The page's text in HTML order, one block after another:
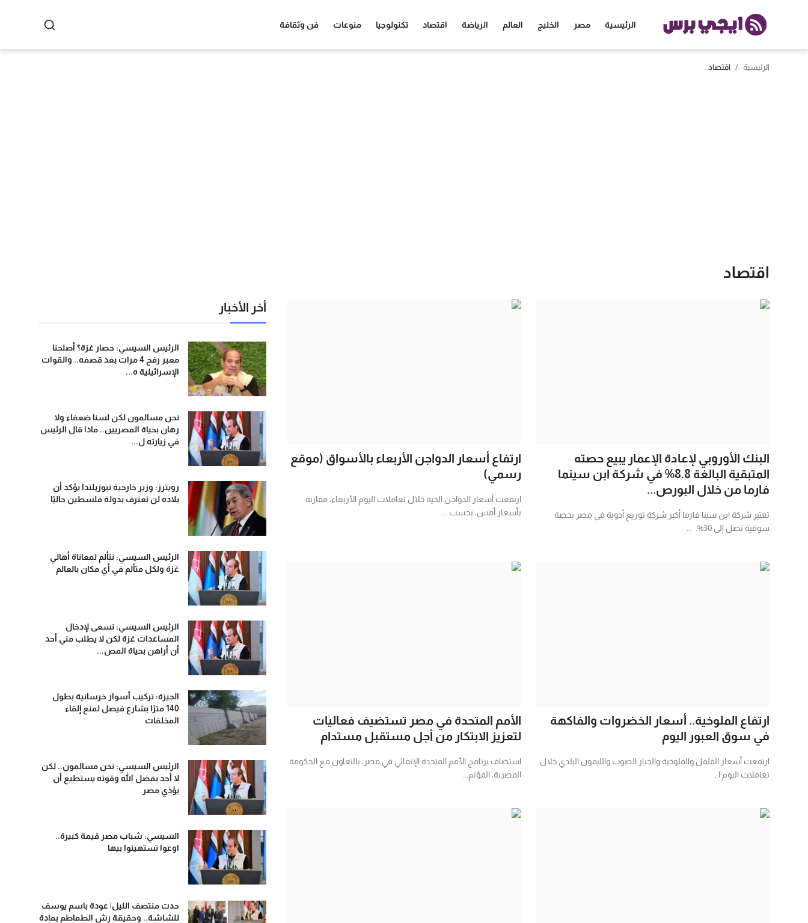
الرئيسية مصر الخليج العالم الرياضة اقتصاد تكنولوجيا منوعات فن وثقافة
الرئيسية اقتصاد
اقتصاد
البنك الأوروبي لإعادة الإعمار يبيع حصته
المتبقية البالغة 8.8% في شركة ابن سينما
فارما من خلال البورص...
تعتبر شركة ابن سينا فارما أكبر شركة توزيع أدوية في مصر بحصة
سوقية تصل إلى 30%. ...
ارتفاع أسعار الدواجن الأربعاء بالأسواق (موقع
رسمي)
ارتفعت أسعار الدواجن الحية خلال تعاملات اليوم الأربعاء، مقارنة
بأسعار أمس، بحسب ...
ارتفاع الملوخية.. أسعار الخضروات والفاكهة
في سوق العبور اليوم
ارتفعت أسعار الفلفل والملوخية والخيار الصوب والليمون البلدي خلال
تعاملات اليوم ا...
الأمم المتحدة في مصر تستضيف فعاليات
لتعزيز الابتكار من أجل مستقبل مستدام
استضاف برنامج الأمم المتحدة الإنمائي في مصر، بالتعاون مع الحكومة
المصرية، المؤتم...
أخر الأخبار
الرئيس السيسي: حصار غزة؟ أصلحنا
معبر رفح 4 مرات بعد قصفه.. والقوات
الإسرائيلية ه...
نحن مسالمون لكن لسنا ضعفاء ولا
رهان بحياة المصريين.. ماذا قال الرئيس
في زيارته ل...
رويترز: وزير خارجية نيوزيلندا يؤكد أن
بلاده لن تعترف بدولة فلسطين حاليًا
الرئيس السيسي: نتألم لمعاناة أهالي
غزة ولكل متألم في أي مكان بالعالم
الرئيس السيسي: نسعى لإدخال
المساعدات غزة لكن لا يطلب مني أحد
أن أراهن بحياة المص...
الجيزة: تركيب أسوار خرسانية بطول
140 مترًا بشارع فيصل لمنع إلقاء
المخلفات
الرئيس السيسي: نحن مسالمون.. لكن
لا أحد بفضل الله وقوته يستطيع أن
يؤذي مصر
السيسي: شباب مصر قيمة كبيرة..
اوعوا تستهينوا بيها
حدث منتصف الليل| عودة باسم يوسف
للشاشة.. وحقيقة رش الطماطم بمادة